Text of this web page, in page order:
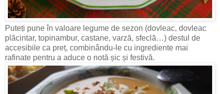
Puteți pune în valoare legume de sezon (dovleac, dovleac
plăcintar, topinambur, castane, varză, sfeclă…) destul de
accesibile ca preț, combinându-le cu ingrediente mai
rafinate pentru a aduce o notă șic și festivă.